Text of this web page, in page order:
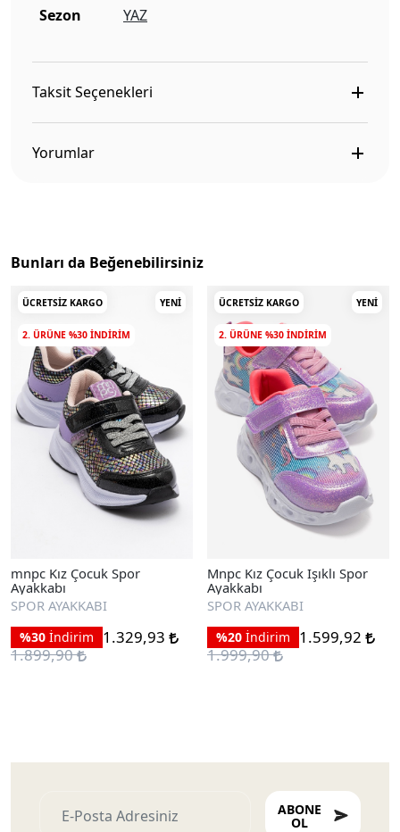
Sezon
YAZ
Taksit Seçenekleri
Yorumlar
Bunları da Beğenebilirsiniz
ÜCRETSIZ KARGO YENI
2. ÜRÜNE %30 INDIRIM
mnpc Kız Çocuk Spor
Ayakkabı
SPOR AYAKKABI
%30 İndirim
1.329,93
1.899,90
ÜCRETSIZ KARGO YENI
2. ÜRÜNE %30 INDIRIM
Mnpc Kız Çocuk Işıklı Spor
Ayakkabı
SPOR AYAKKABI
%20 İndirim
1.599,92
1.999,90
ABONE
OL